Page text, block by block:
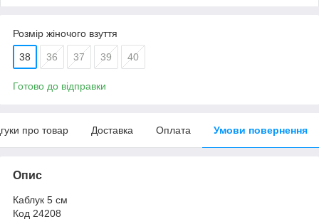
Розмір жіночого взуття
38 36 37 39 40
Готово до відправки
про товар Доставка Оплата Умови повернення
Опис
Каблук 5 см
Код 24208